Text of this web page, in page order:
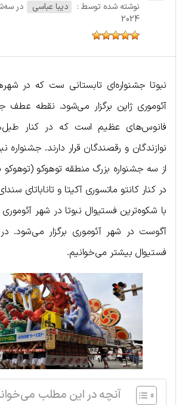
نوشته شده توسط : دیبا عباسی
2024
نبوتا جشنواره‌ای تابستانی ست که در
آئوموری ژاپن برگزار می‌شود. نقطه عطف
فانوس‌های عظیم است که در کنار
نوازندگان و رقصندگان قرار دارند. جشنواره
از سه جشنواره بزرگ منطقه توهوکو
در کنار کانتو ماتسوری آکیتا و تاناباتای
آگوست در شهر آئوموری برگزار می‌شود. در
فستیوال بیشتر می‌خوانیم.
آنچه در این مطلب